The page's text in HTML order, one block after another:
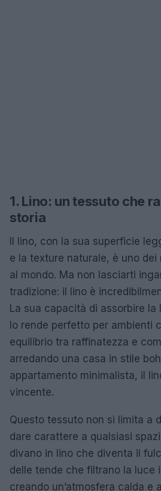
1. Lino: un tessuto che
storia
Il lino, con la sua superficie
e la texture naturale, è uno
al mondo. Ma non lasciarti
tradizione: il lino è
La sua capacità di assorbire la
lo rende perfetto per ambienti
equilibrio tra raffinatezza e
arredando una casa in stile
appartamento minimalista, il
vincente.
Questo tessuto non si limita a
dare carattere a qualsiasi
divano in lino che diventa il
delle tende che filtrano la luce
creando un’atmosfera calda e